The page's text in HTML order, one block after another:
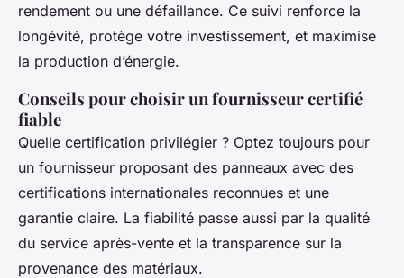
rendement ou une défaillance. Ce suivi renforce la
longévité, protège votre investissement, et maximise
la production d’énergie.
Conseils pour choisir un fournisseur certifié
fiable
Quelle certification privilégier ? Optez toujours pour
un fournisseur proposant des panneaux avec des
certifications internationales reconnues et une
garantie claire. La fiabilité passe aussi par la qualité
du service après-vente et la transparence sur la
provenance des matériaux.